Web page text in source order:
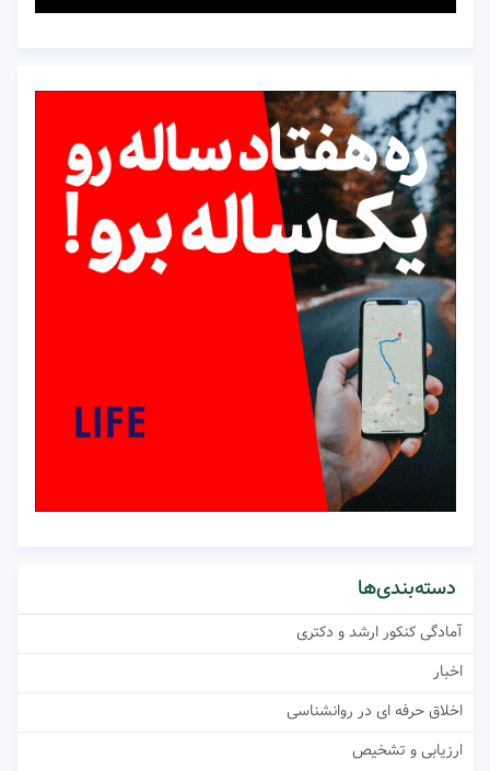
دسته‌بندی‌ها
آمادگی کنکور ارشد و دکتری
اخبار
اخلاق حرفه ای در روانشناسی
ارزیابی و تشخیص